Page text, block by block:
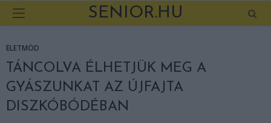
SENIOR.HU
ÉLETMÓD
TÁNCOLVA ÉLHETJÜK MEG A
GYÁSZUNKAT AZ ÚJFAJTA
DISZKÓBÓDÉBAN